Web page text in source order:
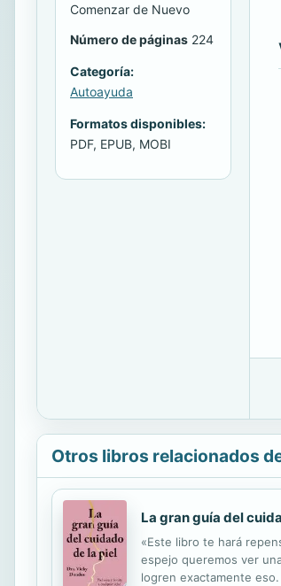
Comenzar de Nuevo
Número de páginas 224
Categoría:
Autoayuda
Formatos disponibles:
PDF, EPUB, MOBI
Otros libros relacionados
La gran guía del
«Este libro te hará
espejo queremos ver
logren exactamente